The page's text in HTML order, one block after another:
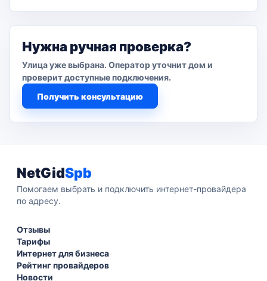
Нужна ручная проверка?
Улица уже выбрана. Оператор уточнит дом и
проверит доступные подключения.
Получить консультацию
NetGidSpb
Помогаем выбрать и подключить интернет-провайдера
по адресу.
Отзывы
Тарифы
Интернет для бизнеса
Рейтинг провайдеров
Новости